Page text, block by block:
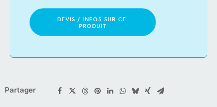
DEVIS / INFOS SUR CE
PRODUIT
Partager